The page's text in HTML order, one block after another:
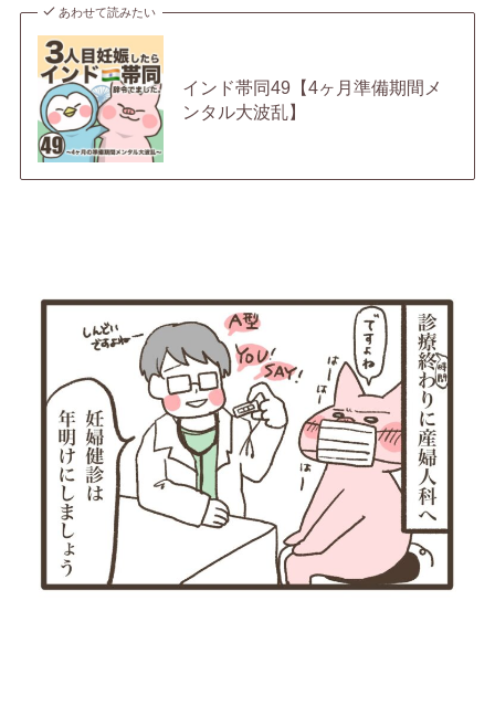
あわせて読みたい
インド帯同49【4ヶ月準備期間メ
ンタル大波乱】